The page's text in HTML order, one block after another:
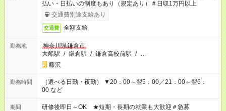
払い・日払いの制度もあり（規定あり）＃日収1万円以上
交通費別途支給あり
交通費 全額支給
勤務地
神奈川県鎌倉市
大船駅 / 鎌倉駅 / 鎌倉高校前駅 / …
藤沢
勤務時間
（選べる日勤・夜勤） ▼20：00～翌5：00／21：00～翌6：
00 など
期間 研修後即日～OK ★短期・長期の就業も大歓迎＃急募